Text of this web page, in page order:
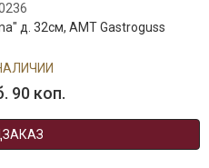
д. 32см, AMT Gastroguss
90 коп.